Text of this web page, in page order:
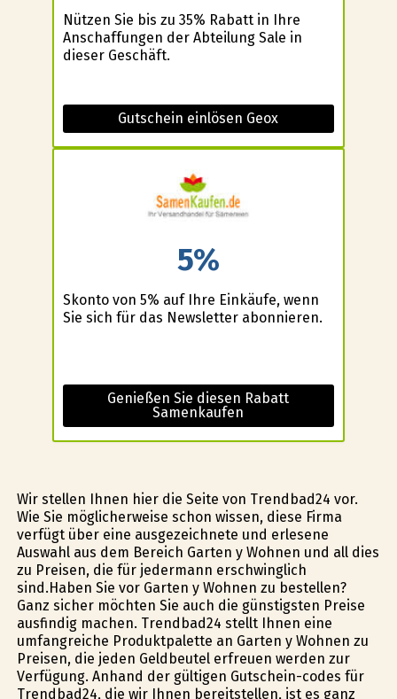
Nützen Sie bis zu 35% Rabatt in Ihre
Anschaffungen der Abteilung Sale in
dieser Geschäft.
Gutschein einlösen Geox
5%
Skonto von 5% auf Ihre Einkäufe, wenn
Sie sich für das Newsletter abonnieren.
Genießen Sie diesen Rabatt
Samenkaufen
Wir stellen Ihnen hier die Seite von Trendbad24 vor.
Wie Sie möglicherweise schon wissen, diese Firma
verfügt über eine ausgezeichnete und erlesene
Auswahl aus dem Bereich Garten y Wohnen und all dies
zu Preisen, die für jedermann erschwinglich
sind.Haben Sie vor Garten y Wohnen zu bestellen?
Ganz sicher möchten Sie auch die günstigsten Preise
ausfindig machen. Trendbad24 stellt Ihnen eine
umfangreiche Produktpalette an Garten y Wohnen zu
Preisen, die jeden Geldbeutel erfreuen werden zur
Verfügung. Anhand der gültigen Gutschein-codes für
Trendbad24, die wir Ihnen bereitstellen, ist es ganz